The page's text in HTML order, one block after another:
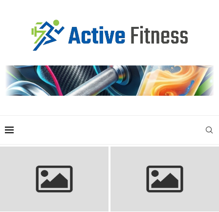
Klej do piłki ręcznej: wybierz
Bluzy piłkarskie dla dzieci:
Najlepszy wybór dla młodych